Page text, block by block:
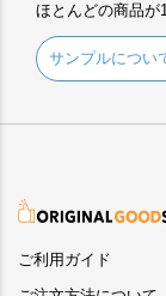
ほとんどの商品が
サンプルについ
ご利用ガイド